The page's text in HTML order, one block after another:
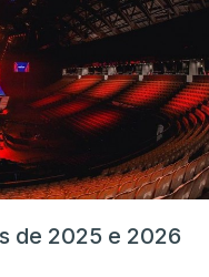
de 2025 e 2026